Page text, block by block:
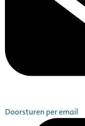
Doorsturen per email